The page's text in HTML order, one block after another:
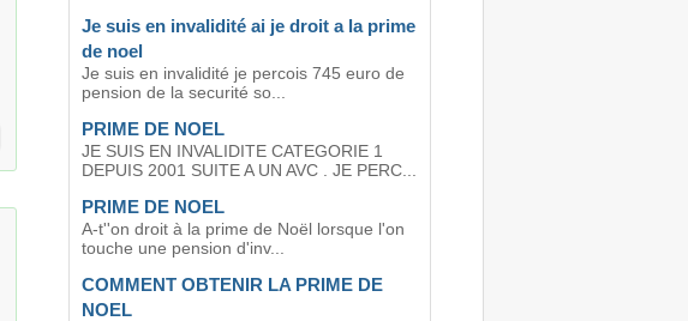
Je suis en invalidité ai je droit a la prime
de noel
Je suis en invalidité je percois 745 euro de
pension de la securité so...
PRIME DE NOEL
JE SUIS EN INVALIDITE CATEGORIE 1
DEPUIS 2001 SUITE A UN AVC . JE PERC...
PRIME DE NOEL
A-t''on droit à la prime de Noël lorsque l'on
touche une pension d'inv...
COMMENT OBTENIR LA PRIME DE
NOEL